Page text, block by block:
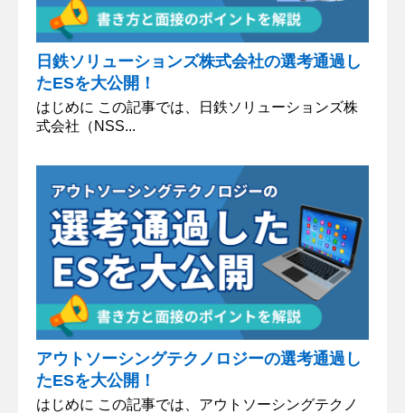
日鉄ソリューションズ株式会社の選考通過し
たESを大公開！
はじめに この記事では、日鉄ソリューションズ株
式会社（NSS...
アウトソーシングテクノロジーの選考通過し
たESを大公開！
はじめに この記事では、アウトソーシングテクノ